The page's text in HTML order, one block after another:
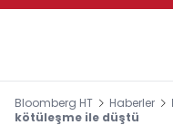
Bloomberg HT Haberler
kötüleşme ile düştü